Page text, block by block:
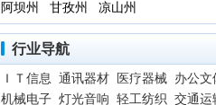
阿坝州
甘孜州 凉山州
行业导航
ＩＴ信息 通讯器材 医疗器械 办公文
机械电子 灯光音响 轻工纺织 交通运